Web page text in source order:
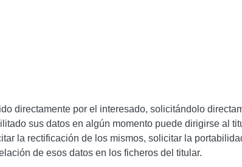
directamente por el interesado, solicitándolo
sus datos en algún momento puede dirigirse al
la rectificación de los mismos, solicitar la
de esos datos en los ficheros del titular.